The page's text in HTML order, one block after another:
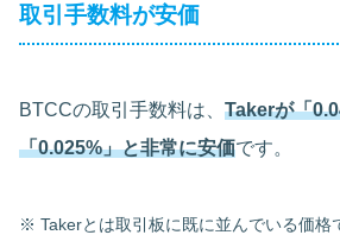
取引手数料が安価
BTCCの取引手数料は、 Takerが「
「0.025%」と非常に安価です。
※ Takerとは取引板に既に並んでいる価格